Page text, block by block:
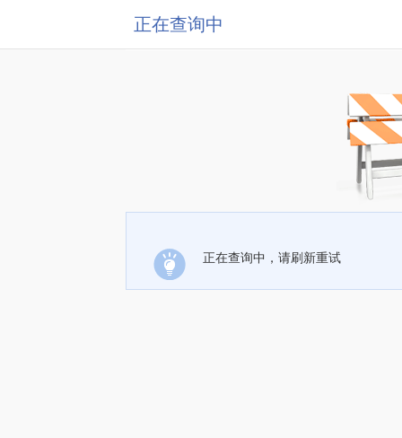
正在查询中
正在查询中，请刷新重试